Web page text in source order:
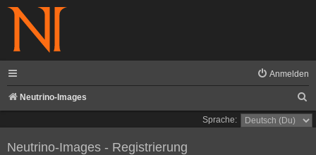
Anmelden
Neutrino-Images
u
Sprache:
Neutrino-Images - Registrierung